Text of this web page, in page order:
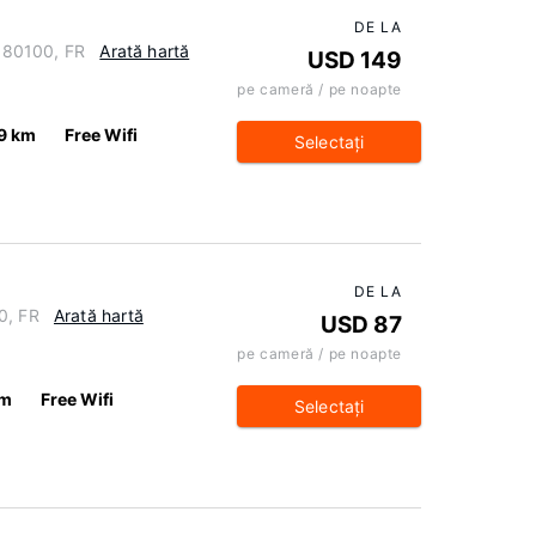
FR Arată hartă
km Free Wifi
DE LA
USD 149
pe cameră / pe noapte
Selectaţi
FR Arată hartă
Free Wifi
DE LA
USD 87
pe cameră / pe noapte
Selectaţi